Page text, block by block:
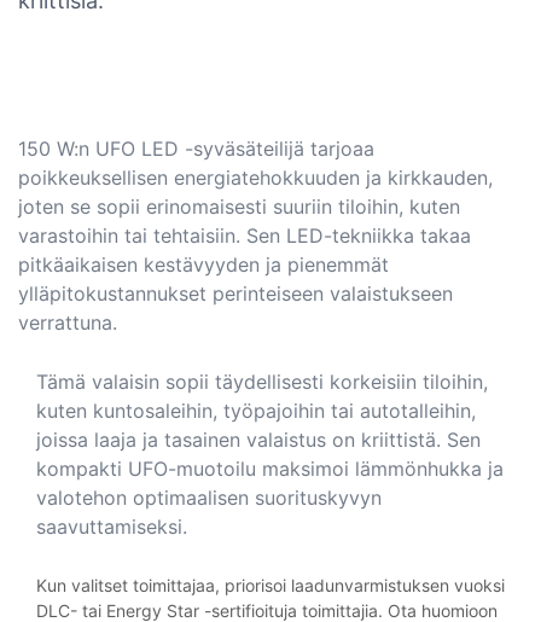
150 W:n UFO LED -syväsäteilijä tarjoaa
poikkeuksellisen energiatehokkuuden ja kirkkauden,
joten se sopii erinomaisesti suuriin tiloihin, kuten
varastoihin tai tehtaisiin. Sen LED-tekniikka takaa
pitkäaikaisen kestävyyden ja pienemmät
ylläpitokustannukset perinteiseen valaistukseen
verrattuna.
Tämä valaisin sopii täydellisesti korkeisiin tiloihin,
kuten kuntosaleihin, työpajoihin tai autotalleihin,
joissa laaja ja tasainen valaistus on kriittistä. Sen
kompakti UFO-muotoilu maksimoi lämmönhukka ja
valotehon optimaalisen suorituskyvyn
saavuttamiseksi.
Kun valitset toimittajaa, priorisoi laadunvarmistuksen vuoksi
DLC- tai Energy Star -sertifioituja toimittajia. Ota huomioon